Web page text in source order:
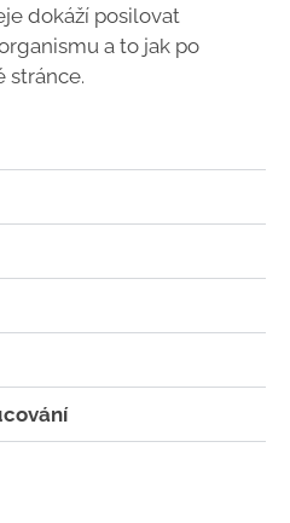
dokáží posilovat
a to jak po
stránce.